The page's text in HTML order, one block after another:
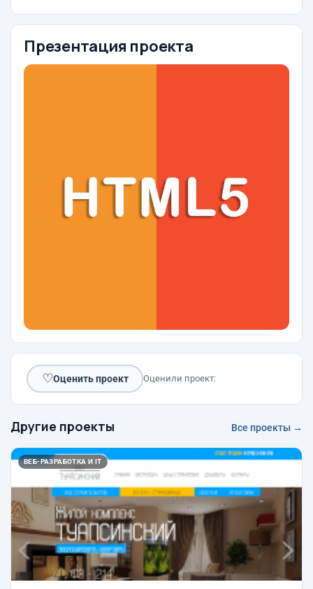
Презентация проекта
♡Оценить проект Оценили проект:
Другие проекты Все проекты →
ВЕБ-РАЗРАБОТКА И IT